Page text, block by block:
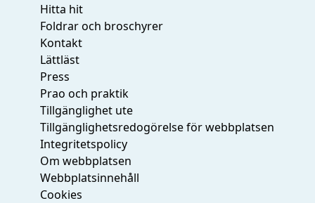
Hitta hit
Foldrar och broschyrer
Kontakt
Lättläst
Press
Prao och praktik
Tillgänglighet ute
Tillgänglighetsredogörelse för webbplatsen
Integritetspolicy
Om webbplatsen
Webbplatsinnehåll
Cookies